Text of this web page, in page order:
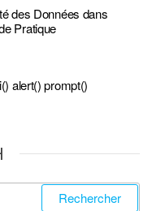
des Données dans
Pratique
alert() prompt()